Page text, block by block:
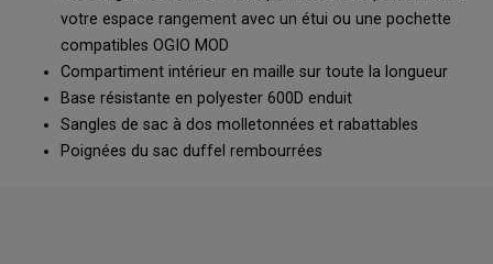
votre espace rangement avec un étui ou une pochette
compatibles OGIO MOD
Compartiment intérieur en maille sur toute la longueur
Base résistante en polyester 600D enduit
Sangles de sac à dos molletonnées et rabattables
Poignées du sac duffel rembourrées